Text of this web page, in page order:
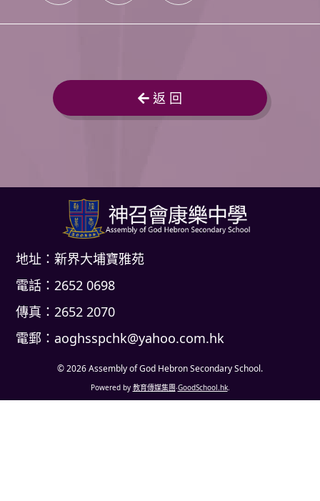
返 回
地址：新界大埔寶雅苑
電話：2652 0698
傳真：2652 2070
電郵： aoghsspchk@yahoo.com.hk
© 2026Assembly of God Hebron Secondary School.
Powered by 教育傳媒集團‧GoodSchool.hk.